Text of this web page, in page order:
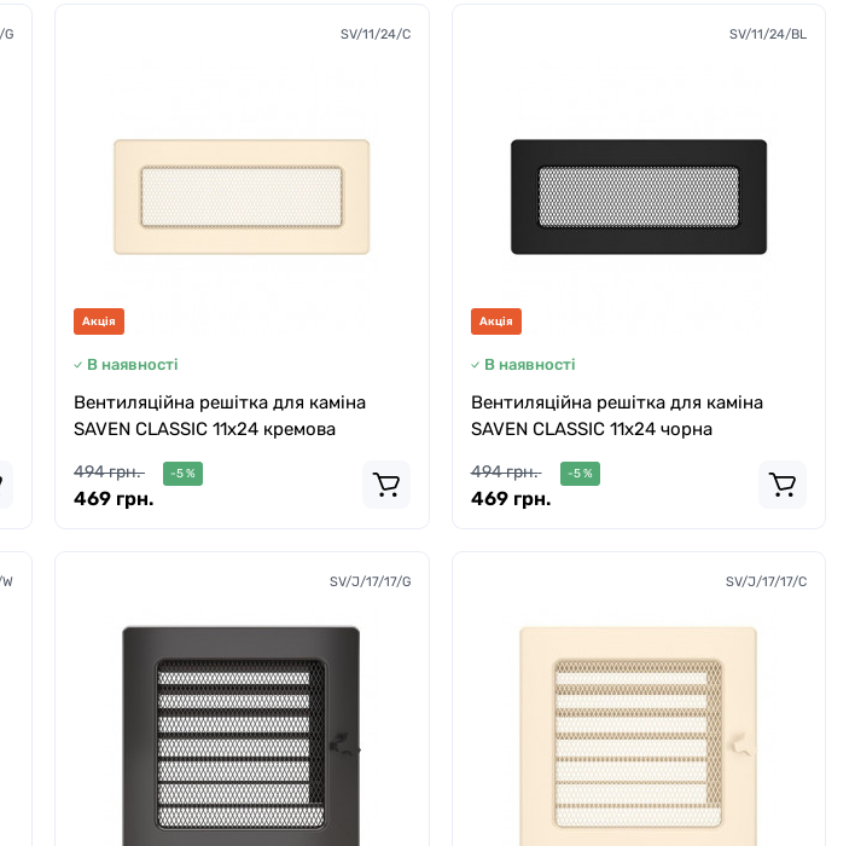
G SV/11/24/C
Акція
В наявності
Вентиляційна решітка для каміна
SAVEN CLASSIC 11х24 кремова
494 грн. -5 %
469 грн.
SV/11/24/BL
Акція
В наявності
Вентиляційна решітка для каміна
SAVEN CLASSIC 11х24 чорна
494 грн. -5 %
469 грн.
SV/J/17/17/G SV/J/17/17/C